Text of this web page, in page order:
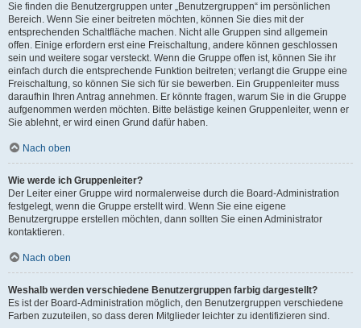
Sie finden die Benutzergruppen unter „Benutzergruppen“ im persönlichen
Bereich. Wenn Sie einer beitreten möchten, können Sie dies mit der
entsprechenden Schaltfläche machen. Nicht alle Gruppen sind allgemein
offen. Einige erfordern erst eine Freischaltung, andere können geschlossen
sein und weitere sogar versteckt. Wenn die Gruppe offen ist, können Sie ihr
einfach durch die entsprechende Funktion beitreten; verlangt die Gruppe eine
Freischaltung, so können Sie sich für sie bewerben. Ein Gruppenleiter muss
daraufhin Ihren Antrag annehmen. Er könnte fragen, warum Sie in die Gruppe
aufgenommen werden möchten. Bitte belästige keinen Gruppenleiter, wenn er
Sie ablehnt, er wird einen Grund dafür haben.
Nach oben
Wie werde ich Gruppenleiter?
Der Leiter einer Gruppe wird normalerweise durch die Board-Administration
festgelegt, wenn die Gruppe erstellt wird. Wenn Sie eine eigene
Benutzergruppe erstellen möchten, dann sollten Sie einen Administrator
kontaktieren.
Nach oben
Weshalb werden verschiedene Benutzergruppen farbig dargestellt?
Es ist der Board-Administration möglich, den Benutzergruppen verschiedene
Farben zuzuteilen, so dass deren Mitglieder leichter zu identifizieren sind.